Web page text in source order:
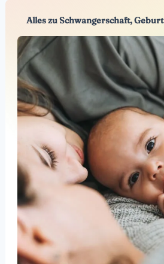
Alles zu Schwangerschaft,